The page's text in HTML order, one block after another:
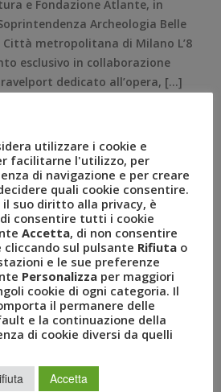
e Fondazione Atlante, in
Archeologia Belle
Città metropolitana di Milano L’8
esclusivo in collaborazione
dedicato all’opera, […]
Travel in Italia è a quota 95
via la XXII edizione dell’evento
dal titolo “Tabula Rasa”
utilizzare i cookie e
facilitarne l'utilizzo, per
di navigazione e per creare
quali cookie consentire.
suo diritto alla privacy, è
consentire tutti i cookie
Accetta, di non consentire
sul pulsante Rifiuta o
e le sue preferenze
Personalizza per maggiori
cookie di ogni categoria. Il
il permanere delle
e la continuazione della
di cookie diversi da quelli
Accetta